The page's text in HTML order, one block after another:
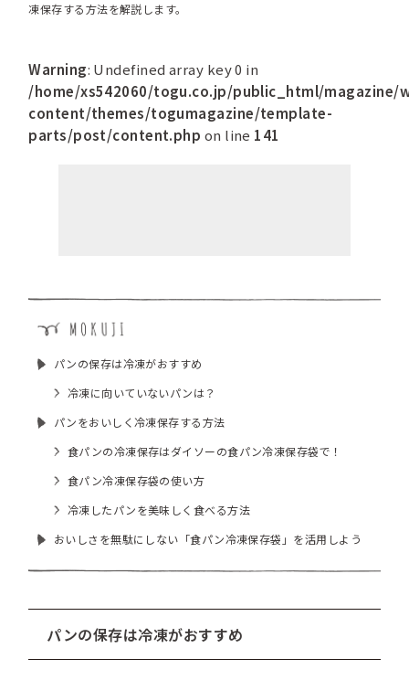
凍保存する方法を解説します。
Warning: Undefined array key 0 in
/home/xs542060/togu.co.jp/public_html/magazine/
content/themes/togumagazine/template-
parts/post/content.php on line 141
パンの保存は冷凍がおすすめ
冷凍に向いていないパンは？
パンをおいしく冷凍保存する方法
食パンの冷凍保存はダイソーの食パン冷凍保存袋で！
食パン冷凍保存袋の使い方
冷凍したパンを美味しく食べる方法
おいしさを無駄にしない「食パン冷凍保存袋」を活用しよう
パンの保存は冷凍がおすすめ